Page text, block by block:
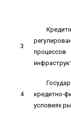
3
4
условиях